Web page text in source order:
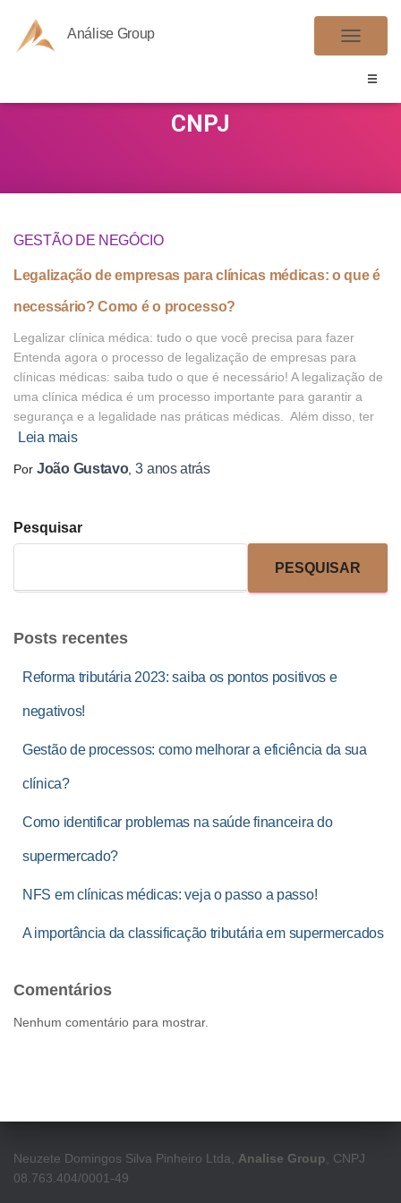
Análise Group
CNPJ
GESTÃO DE NEGÓCIO
Legalização de empresas para clínicas médicas: o que é
necessário? Como é o processo?
Legalizar clínica médica: tudo o que você precisa para fazer
Entenda agora o processo de legalização de empresas para
clínicas médicas: saiba tudo o que é necessário! A legalização de
uma clínica médica é um processo importante para garantir a
segurança e a legalidade nas práticas médicas. Além disso, ter
Leia mais
Por João Gustavo,3 anosatrás
Pesquisar
PESQUISAR
Posts recentes
Reforma tributária 2023: saiba os pontos positivos e
negativos!
Gestão de processos: como melhorar a eficiência da sua
clínica?
Como identificar problemas na saúde financeira do
supermercado?
NFS em clínicas médicas: veja o passo a passo!
A importância da classificação tributária em supermercados
Comentários
Nenhum comentário para mostrar.
Neuzete Domingos Silva Pinheiro Ltda, Analise Group , CNPJ
08.763.404/0001-49